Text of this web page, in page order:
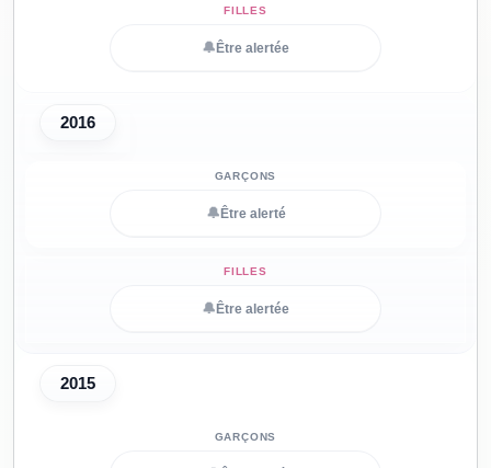
🔔 Être alertée
2016
🔔 Être alerté
🔔 Être alertée
2015